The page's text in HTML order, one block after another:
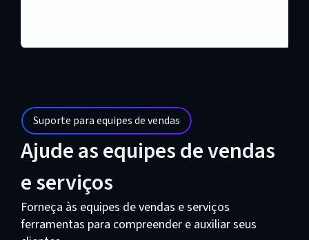
Suporte para equipes de vendas
Ajude as equipes de vendas
e serviços
Forneça às equipes de vendas e serviços
ferramentas para compreender e auxiliar seus